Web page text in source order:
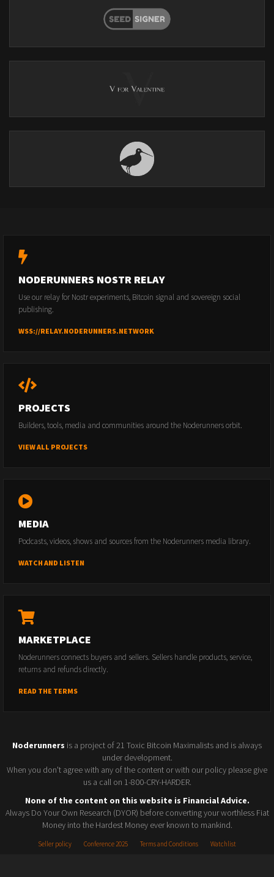
NODERUNNERS NOSTR RELAY
Use our relay for Nostr experiments, Bitcoin signal and sovereign social
publishing.
WSS://RELAY.NODERUNNERS.NETWORK
PROJECTS
Builders, tools, media and communities around the Noderunners orbit.
VIEW ALL PROJECTS
MEDIA
Podcasts, videos, shows and sources from the Noderunners media library.
WATCH AND LISTEN
MARKETPLACE
Noderunners connects buyers and sellers. Sellers handle products, service,
returns and refunds directly.
READ THE TERMS
Noderunners is a project of 21 Toxic Bitcoin Maximalists and is always
under development.
When you don't agree with any of the content or with our policy please give
us a call on 1-800-CRY-HARDER.
None of the content on this website is Financial Advice.
Always Do Your Own Research (DYOR) before converting your worthless Fiat
Money into the Hardest Money ever known to mankind.
Seller policy Conference 2025 Terms and Conditions Watchlist